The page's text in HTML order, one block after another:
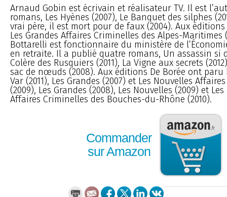
Arnaud Gobin est écrivain et réalisateur TV. Il est
romans, Les Hyènes (2007), Le Banquet des silphes
vrai père, il est mort pour de faux (2004). Aux
Les Grandes Affaires Criminelles des Alpes-Maritimes
Bottarelli est fonctionnaire du ministère de
en retraite. Il a publié quatre romans, Un assassin si
Colère des Rusquiers (2011), La Vigne aux secrets
sac de nœuds (2008). Aux éditions De Borée ont paru
Var (2011), Les Grandes (2007) et Les Nouvelles
(2009), Les Grandes (2008), Les Nouvelles (2009) et
Affaires Criminelles des Bouches-du-Rhône (2010).
Commander
sur Amazon